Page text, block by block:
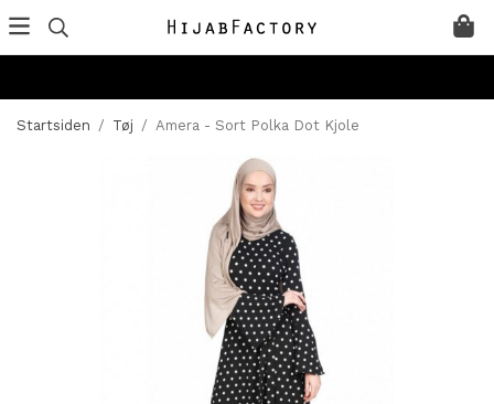
Startsiden / Tøj / Amera - Sort Polka Dot Kjole